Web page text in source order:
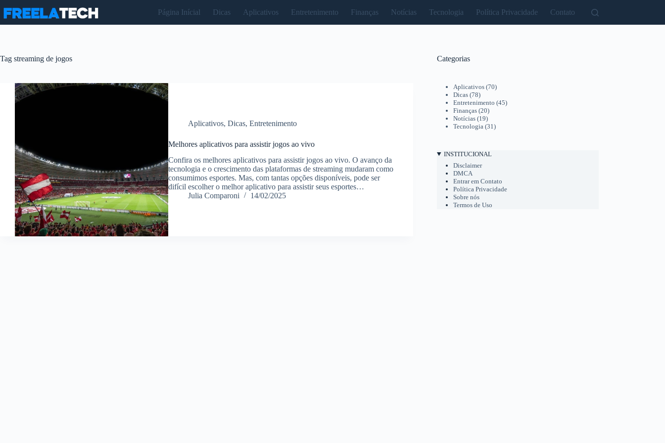
para
Página Inícial Dicas Aplicativos Entretenimento Finanças Notícias Tecnologia Política Privacidade Contato
Tag streaming de jogos
Aplicativos, Dicas, Entretenimento
Melhores aplicativos para assistir jogos ao vivo
Confira os melhores aplicativos para assistir jogos ao vivo. O avanço da
tecnologia e o crescimento das plataformas de streaming mudaram como
consumimos esportes. Mas, com tantas opções disponíveis, pode ser
difícil escolher o melhor aplicativo para assistir seus esportes…
Julia Comparoni
14/02/2025
Categorias
Aplicativos(70)
Dicas(78)
Entretenimento (45)
Finanças(20)
Notícias(19)
Tecnologia(31)
INSTITUCIONAL
Disclaimer
DMCA
Entrar em Contato
Política Privacidade
Sobre nós
Termos de Uso